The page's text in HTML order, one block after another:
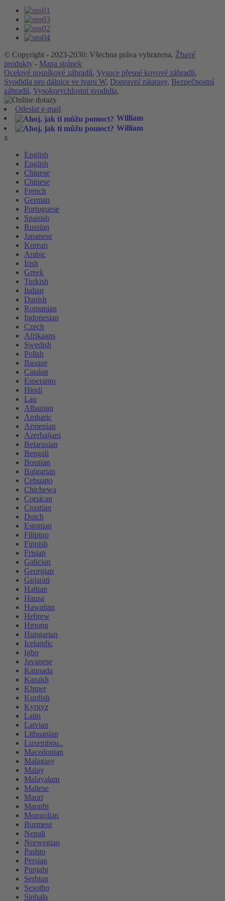
© Copyright - 2023-2030: Všechna práva vyhrazena. Žhavé
produkty - Mapa stránek
Ocelové nosníkové zábradlí, Vysoce přesné kovové zábradlí,
Svodidla pro dálnice ve tvaru W, Dopravní zátarasy, Bezpečnostní
zábradlí, Vysokorychlostní svodidla,
Odeslat e-mail
William
William
x
English
English
Chinese
Chinese
French
German
Portuguese
Spanish
Russian
Japanese
Korean
Arabic
Irish
Greek
Turkish
Italian
Danish
Romanian
Indonesian
Czech
Afrikaans
Swedish
Polish
Basque
Catalan
Esperanto
Hindi
Lao
Albanian
Amharic
Armenian
Azerbaijani
Belarusian
Bengali
Bosnian
Bulgarian
Cebuano
Chichewa
Corsican
Croatian
Dutch
Estonian
Filipino
Finnish
Frisian
Galician
Georgian
Gujarati
Haitian
Hausa
Hawaiian
Hebrew
Hmong
Hungarian
Icelandic
Igbo
Javanese
Kannada
Kazakh
Khmer
Kurdish
Kyrgyz
Latin
Latvian
Lithuanian
Luxembou..
Macedonian
Malagasy
Malay
Malayalam
Maltese
Maori
Marathi
Mongolian
Burmese
Nepali
Norwegian
Pashto
Persian
Punjabi
Serbian
Sesotho
Sinhala